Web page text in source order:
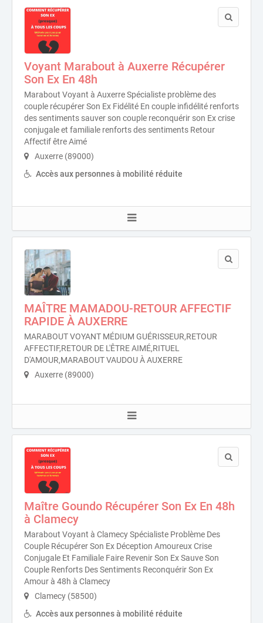
Voyant Marabout à Auxerre Récupérer
Son Ex En 48h
Marabout Voyant à Auxerre Spécialiste problème des
couple récupérer Son Ex Fidélité En couple infidélité renforts
des sentiments sauver son couple reconquérir son Ex crise
conjugale et familiale renforts des sentiments Retour
Affectif être Aimé
Auxerre (89000)
Accès aux personnes à mobilité réduite
MAÎTRE MAMADOU-RETOUR AFFECTIF
RAPIDE À AUXERRE
MARABOUT VOYANT MÉDIUM GUÉRISSEUR,RETOUR
AFFECTIF,RETOUR DE L'ÊTRE AIMÉ,RITUEL
D'AMOUR,MARABOUT VAUDOU À AUXERRE
Auxerre (89000)
Maître Goundo Récupérer Son Ex En 48h
à Clamecy
Marabout Voyant à Clamecy Spécialiste Problème Des
Couple Récupérer Son Ex Déception Amoureux Crise
Conjugale Et Familiale Faire Revenir Son Ex Sauve Son
Couple Renforts Des Sentiments Reconquérir Son Ex
Amour à 48h à Clamecy
Clamecy (58500)
Accès aux personnes à mobilité réduite